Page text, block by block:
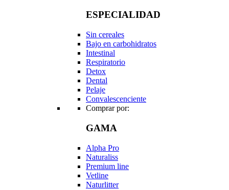
ESPECIALIDAD
Sin cereales
Bajo en carbohidratos
Intestinal
Respiratorio
Detox
Dental
Pelaje
Convalescenciente
Comprar por:
GAMA
Alpha Pro
Naturaliss
Premium line
Vetline
Naturlitter